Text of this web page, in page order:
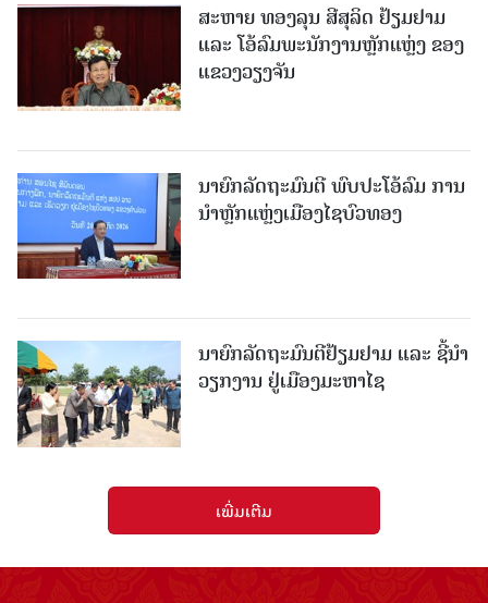
ສະຫາຍ ທອງລຸນ ສີສຸລິດ ຢ້ຽມຢາມ
ແລະ ໂອ້ລົມພະນັກງານຫຼັກແຫຼ່ງ ຂອງ
ແຂວງວຽງຈັນ
ນາຍົກລັດຖະມົນຕີ ພົບປະໂອ້ລົມ ການ
ນຳຫຼັກແຫຼ່ງເມືອງໄຊບົວທອງ
ນາຍົກລັດຖະມົນຕີຢ້ຽມຢາມ ແລະ ຊີ້ນຳ
ວຽກງານ ຢູ່ເມືອງມະຫາໄຊ
ເພີ່ມເຕີມ